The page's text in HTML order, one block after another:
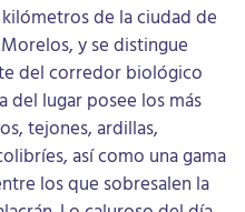
de la ciudad de
y se distingue
del corredor biológico
del lugar posee los más
tejones, ardillas,
así como una gama
los que sobresalen la